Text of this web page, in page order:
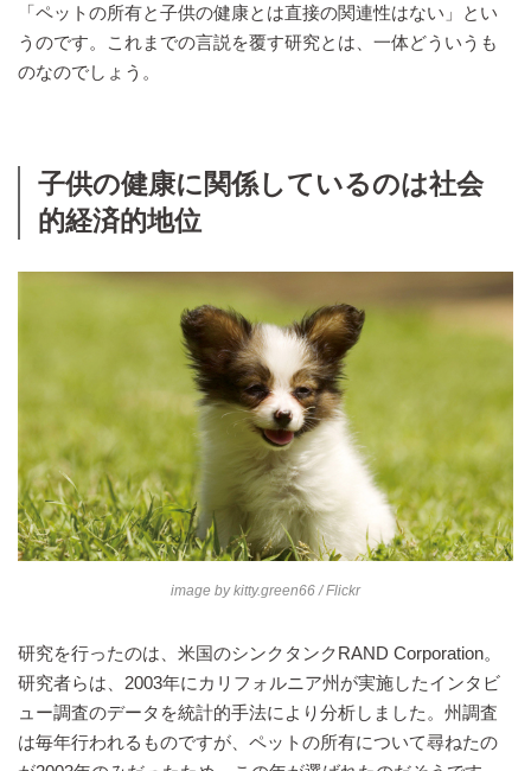
「ペットの所有と子供の健康とは直接の関連性はない」とい
うのです。これまでの言説を覆す研究とは、一体どういうも
のなのでしょう。
子供の健康に関係しているのは社会
的経済的地位
image bykitty.green66/ Flickr
研究を行ったのは、米国のシンクタンクRAND Corporation。
研究者らは、2003年にカリフォルニア州が実施したインタビ
ュー調査のデータを統計的手法により分析しました。州調査
は毎年行われるものですが、ペットの所有について尋ねたの